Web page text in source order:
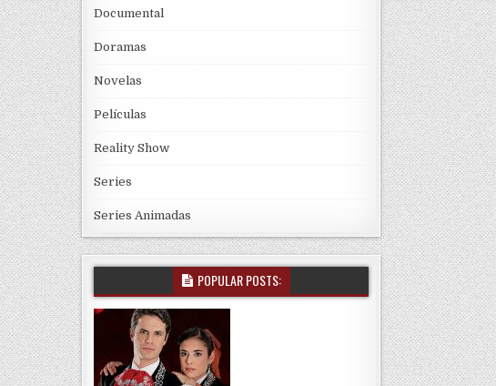
Documental
Doramas
Novelas
Películas
Reality Show
Series
Series Animadas
POPULAR POSTS: